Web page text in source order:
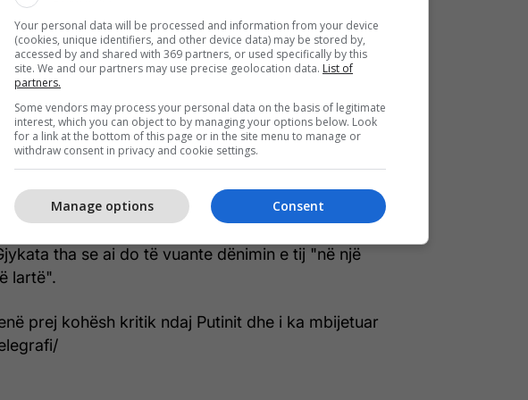
fillimisht në prill 2022, disa orë pas një
në të cilën ai kritikoi "regjimin e vrasësve" të
fut në sallën e gjyqit për vepra penale që
përhapjen e lajmeve të rreme për ushtrinë ruse
të një organizate të padëshiruar.
kritikën ndaj ushtrisë pas pushtimit të Ukrainës
tha se ai do të vuante dënimin e tij "në një
lartë".
prej kohësh kritik ndaj Putinit dhe i ka mbijetuar
Your personal data will be processed and information from your device
(cookies, unique identifiers, and other device data) may be stored by,
accessed by and shared with 369 partners, or used specifically by this
site. We and our partners may use precise geolocation data. List of
partners.
Some vendors may process your personal data on the basis of legitimate
interest, which you can object to by managing your options below. Look
for a link at the bottom of this page or in the site menu to manage or
withdraw consent in privacy and cookie settings.
Consent
Manage options